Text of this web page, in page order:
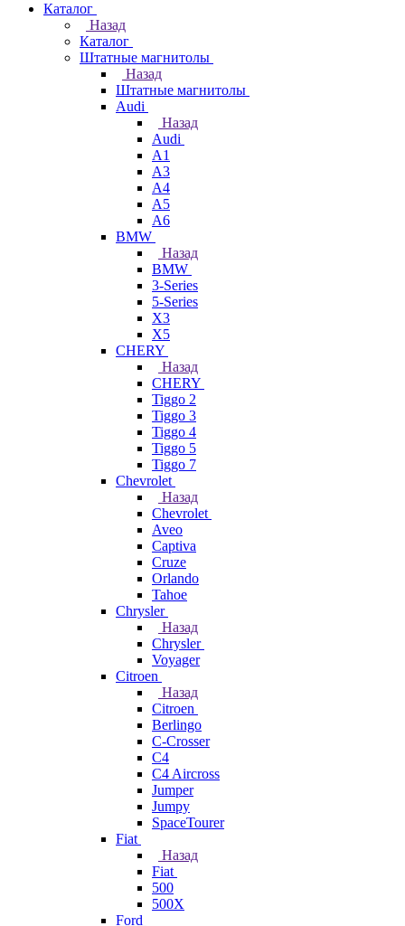
Каталог
Назад
Каталог
Штатные магнитолы
Назад
Штатные магнитолы
Audi
Назад
Audi
A1
A3
A4
A5
A6
BMW
Назад
BMW
3-Series
5-Series
X3
X5
CHERY
Назад
CHERY
Tiggo 2
Tiggo 3
Tiggo 4
Tiggo 5
Tiggo 7
Chevrolet
Назад
Chevrolet
Aveo
Captiva
Cruze
Orlando
Tahoe
Chrysler
Назад
Chrysler
Voyager
Citroen
Назад
Citroen
Berlingo
C-Crosser
C4
C4 Aircross
Jumper
Jumpy
SpaceTourer
Fiat
Назад
Fiat
500
500X
Ford